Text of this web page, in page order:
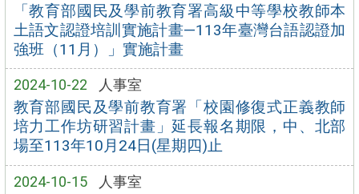
「教育部國民及學前教育署高級中等學校教師本
土語文認證培訓實施計畫—113年臺灣台語認證加
強班（11月）」實施計畫
2024-10-22 人事室
教育部國民及學前教育署「校園修復式正義教師
培力工作坊研習計畫」延長報名期限，中、北部
場至113年10月24日(星期四)止
2024-10-15 人事室